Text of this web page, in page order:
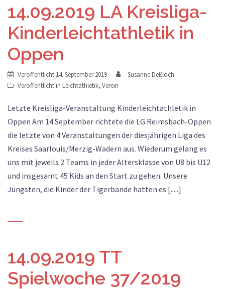
14.09.2019 LA Kreisliga-
Kinderleichtathletik in
Oppen
Veröffentlicht 14. September 2019
Susanne Deßloch
Veröffentlicht in Leichtathletik, Verein
Letzte Kreisliga-Veranstaltung Kinderleichtathletik in
Oppen Am 14.September richtete die LG Reimsbach-Oppen
die letzte von 4 Veranstaltungen der diesjährigen Liga des
Kreises Saarlouis/Merzig-Wadern aus. Wiederum gelang es
uns mit jeweils 2 Teams in jeder Altersklasse von U8 bis U12
und insgesamt 45 Kids an den Start zu gehen. Unsere
Jüngsten, die Kinder der Tigerbande hatten es […]
14.09.2019 TT
Spielwoche 37/2019